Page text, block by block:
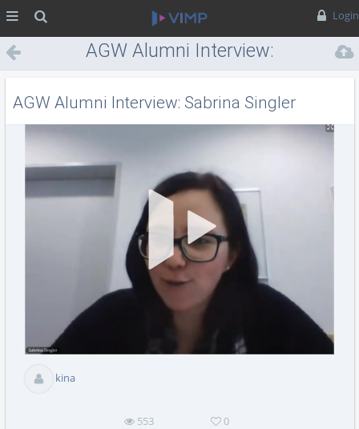
Login
AGW Alumni Interview:
Sabrina Singler
AGW Alumni Interview: Sabrina Singler
kina
553 0